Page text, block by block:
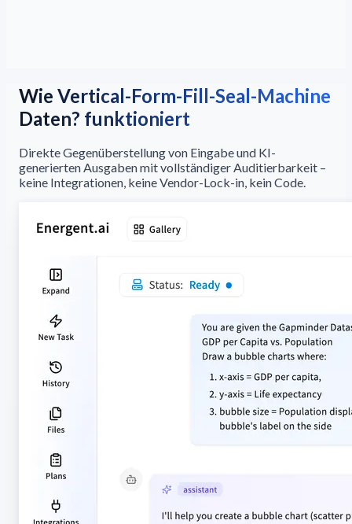
Wie Vertical-Form-Fill-Seal-Machine
Daten? funktioniert
Direkte Gegenüberstellung von Eingabe und KI-
generierten Ausgaben mit vollständiger Auditierbarkeit –
keine Integrationen, keine Vendor-Lock-in, kein Code.